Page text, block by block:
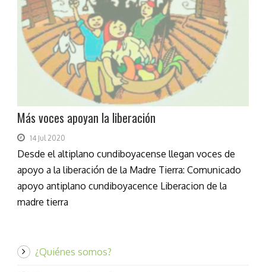
Más voces apoyan la liberación
14 Jul 2020
Desde el altiplano cundiboyacense llegan voces de
apoyo a la liberación de la Madre Tierra: Comunicado
apoyo antiplano cundiboyacence Liberacion de la
madre tierra
¿Quiénes somos?